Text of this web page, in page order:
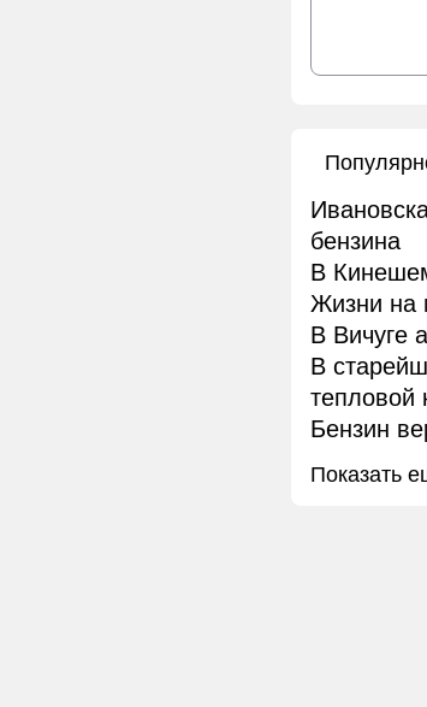
бензина
В
Жизни на
В Вичуге
В
тепловой
Бензин
Показать